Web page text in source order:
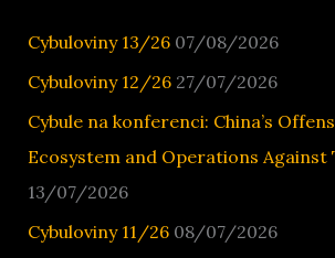
Cybuloviny 13/26 07/08/2026
Cybuloviny 12/26 27/07/2026
Cybule na konferenci: China’s
Ecosystem and Operations Against
13/07/2026
Cybuloviny 11/26 08/07/2026